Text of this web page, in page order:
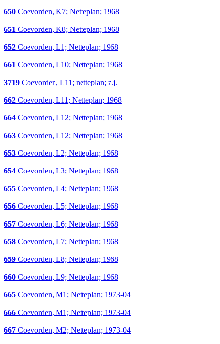
650 Coevorden, K7; Netteplan; 1968
651 Coevorden, K8; Netteplan; 1968
652 Coevorden, L1; Netteplan; 1968
661 Coevorden, L10; Netteplan; 1968
3719 Coevorden, L11; netteplan; z.j.
662 Coevorden, L11; Netteplan; 1968
664 Coevorden, L12; Netteplan; 1968
663 Coevorden, L12; Netteplan; 1968
653 Coevorden, L2; Netteplan; 1968
654 Coevorden, L3; Netteplan; 1968
655 Coevorden, L4; Netteplan; 1968
656 Coevorden, L5; Netteplan; 1968
657 Coevorden, L6; Netteplan; 1968
658 Coevorden, L7; Netteplan; 1968
659 Coevorden, L8; Netteplan; 1968
660 Coevorden, L9; Netteplan; 1968
665 Coevorden, M1; Netteplan; 1973-04
666 Coevorden, M1; Netteplan; 1973-04
667 Coevorden, M2; Netteplan; 1973-04